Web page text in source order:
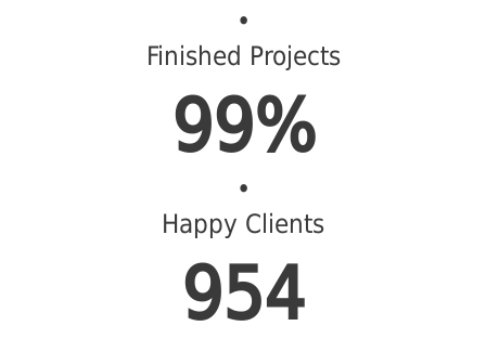
•
Finished Projects
99%
•
Happy Clients
954